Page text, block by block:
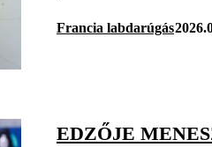
Francia labdarúgás
EDZŐJE